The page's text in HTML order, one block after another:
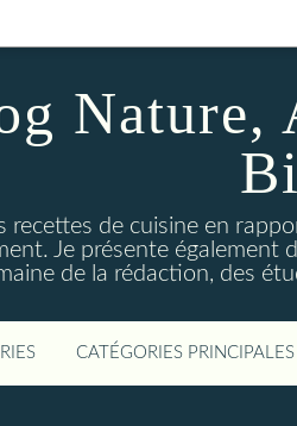
Nature,
recettes de cuisine en
Je présente
de la rédaction, des
CATÉGORIES PRINCIPALES